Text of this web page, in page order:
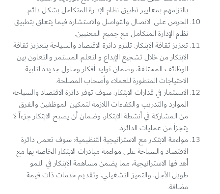
بالتزامهم بمعايير تطبيق نظام الإدارة المتكامل بشكل دائم.
الحرص على الاتصال والتواصل والاستشارة فيما يتعلق بتطبيق
نظام الإدارة المتكامل مع جميع المعنيين.
تعزيز ثقافة الابتكار: تلتزم دائرة الاقتصاد والسياحة بتعزيز ثقافة
الابتكار من خلال تشجيع الإبداع والتعلم المستمر والتعاون بين
الوظائف المختلفة، وضمان توليد أفكار وحلول جديدة لتلبية
الاحتياجات المتطورة للعملاء وأصحاب المصلحة.
الاستثمار في قدارات الابتكار: سوف توفر دائرة الاقتصاد والسياحة
الموارد والتدريب والكفاءات اللازمة لتمكين الموظفين والفرق
من المشاركة في أنشطة الابتكار، وضمان أن يصبح الابتكار جزءاً لا
يتجزأ من عمليات الدائرة.
مواءمة الابتكار مع الاستراتيجية التنظيمية: سوف تعمل دائرة
الاقتصاد والسياحة على مواءمة مبادرات الابتكار الخاصة بها مع
أهدافها الاستراتيجية، مما يضمن مساهمة الابتكار في النمو
طويل الأجل، والتميز التشغيلي، وتقديم خدمات ذات قيمة
مضافة.